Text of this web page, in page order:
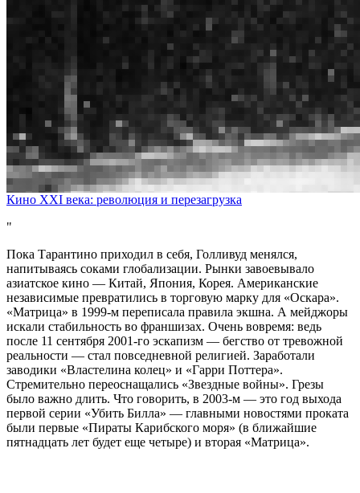
Кино XXI века: революция и перезагрузка
Пока Тарантино приходил в себя, Голливуд менялся,
напитываясь соками глобализации. Рынки завоевывало
азиатское кино — Китай, Япония, Корея. Американские
независимые превратились в торговую марку для «Оскара».
«Матрица» в 1999-м переписала правила экшна. А мейджоры
искали стабильность во франшизах. Очень вовремя: ведь
после 11 сентября 2001-го эскапизм — бегство от тревожной
реальности — стал повседневной религией. Заработали
заводики «Властелина колец» и «Гарри Поттера».
Стремительно переоснащались «Звездные войны». Грезы
было важно длить. Что говорить, в 2003-м — это год выхода
первой серии «Убить Билла» — главными новостями проката
были первые «Пираты Карибского моря» (в ближайшие
пятнадцать лет будет еще четыре) и вторая «Матрица».